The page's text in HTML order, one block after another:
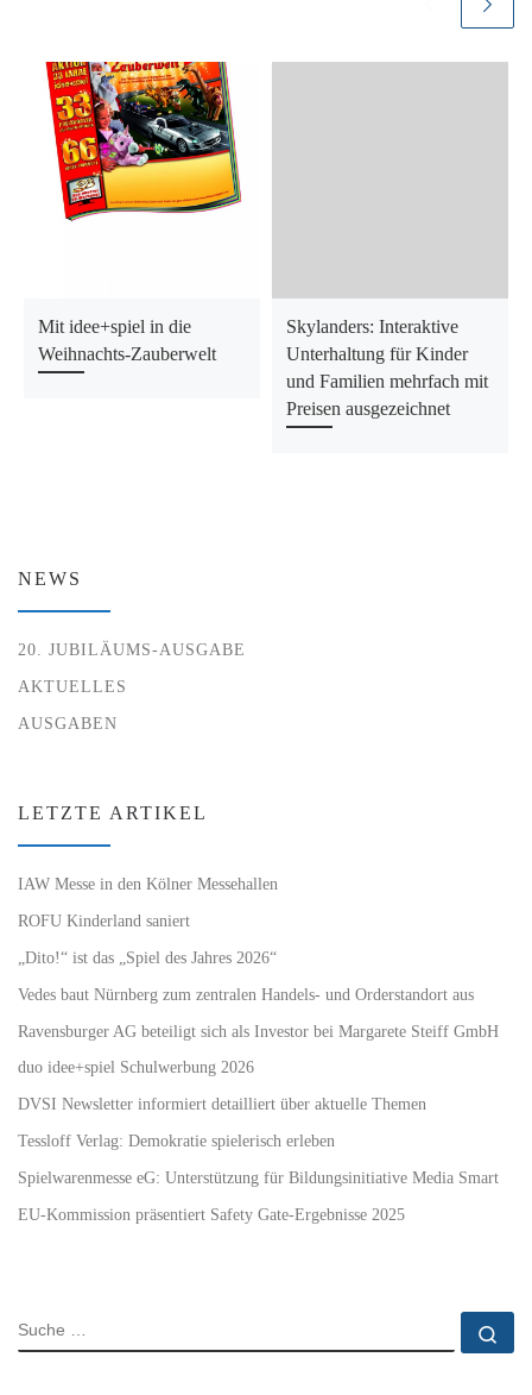
Mit idee+spiel in die
Weihnachts-Zauberwelt
Skylanders: Interaktive
Unterhaltung für Kinder
und Familien mehrfach mit
Preisen ausgezeichnet
NEWS
20. JUBILÄUMS-AUSGABE
AKTUELLES
AUSGABEN
LETZTE ARTIKEL
IAW Messe in den Kölner Messehallen
ROFU Kinderland saniert
„Dito!“ ist das „Spiel des Jahres 2026“
Vedes baut Nürnberg zum zentralen Handels- und Orderstandort aus
Ravensburger AG beteiligt sich als Investor bei Margarete Steiff GmbH
duo idee+spiel Schulwerbung 2026
DVSI Newsletter informiert detailliert über aktuelle Themen
Tessloff Verlag: Demokratie spielerisch erleben
Spielwarenmesse eG: Unterstützung für Bildungsinitiative Media Smart
EU-Kommission präsentiert Safety Gate-Ergebnisse 2025
SUCHE